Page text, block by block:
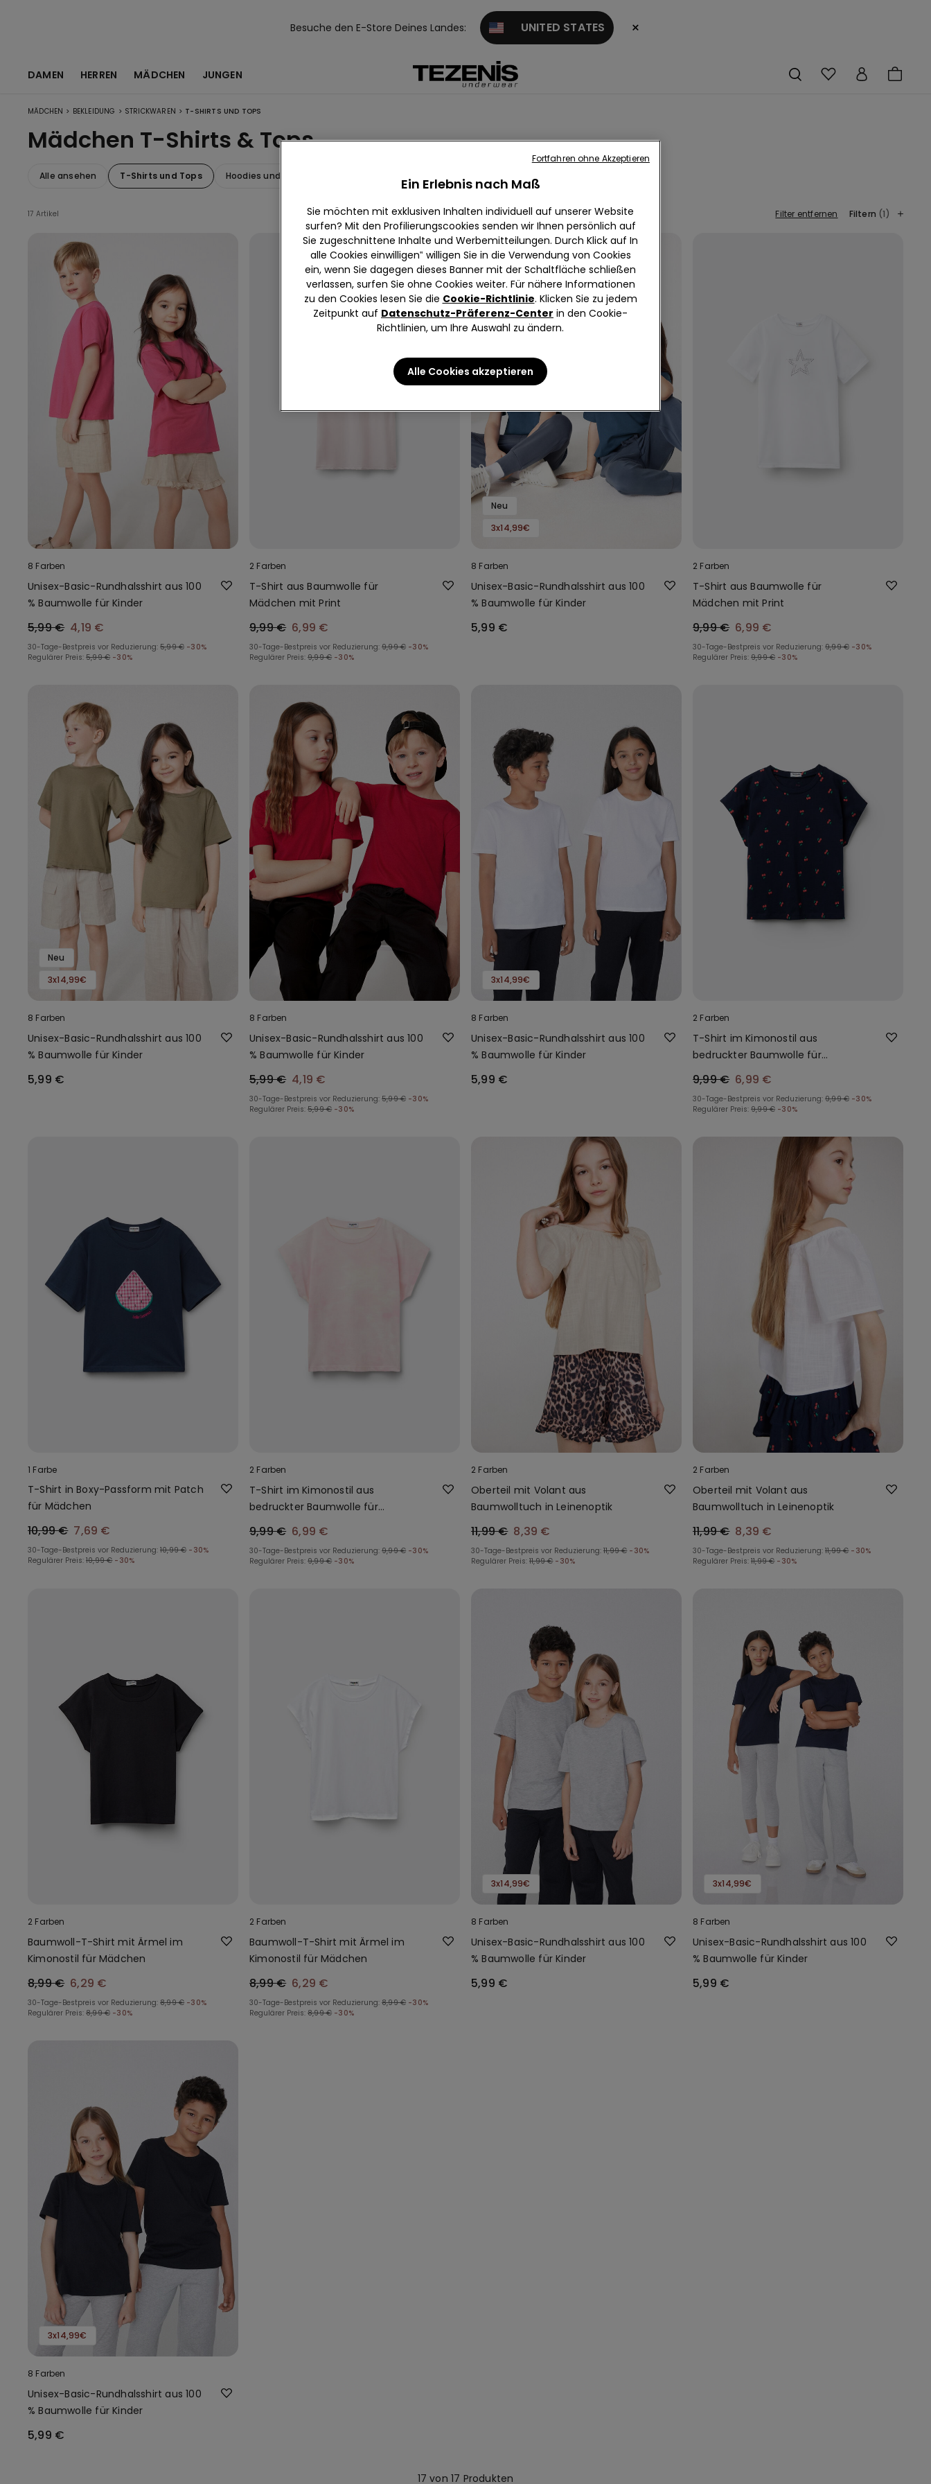
Besuche den E-Store Deines Landes: UNITED STATES ×
DAMEN HERREN MÄDCHEN JUNGEN
MÄDCHEN > BEKLEIDUNG > STRICKWAREN > T-SHIRTS UND TOPS
Mädchen T-Shirts & Tops
Alle ansehen T-Shirts und Tops Hoodies und Sweatshirts
17 Artikel Filter entfernen Filtern (1)
8 Farben
Unisex-Basic-Rundhalsshirt aus 100
% Baumwolle für Kinder
5,99 € 4,19 €
30-Tage-Bestpreis vor Reduzierung: 5,99 € -30%
Regulärer Preis: 5,99 € -30%
2 Farben
T-Shirt aus Baumwolle für
Mädchen mit Print
9,99 € 6,99 €
30-Tage-Bestpreis vor Reduzierung: 9,99 € -30%
Regulärer Preis: 9,99 € -30%
Neu
3x14,99€
8 Farben
Unisex-Basic-Rundhalsshirt aus 100
% Baumwolle für Kinder
5,99 €
2 Farben
T-Shirt aus Baumwolle für
Mädchen mit Print
9,99 € 6,99 €
30-Tage-Bestpreis vor Reduzierung: 9,99 € -30%
Regulärer Preis: 9,99 € -30%
Neu
3x14,99€
8 Farben
Unisex-Basic-Rundhalsshirt aus 100
% Baumwolle für Kinder
5,99 €
8 Farben
Unisex-Basic-Rundhalsshirt aus 100
% Baumwolle für Kinder
5,99 € 4,19 €
30-Tage-Bestpreis vor Reduzierung: 5,99 € -30%
Regulärer Preis: 5,99 € -30%
3x14,99€
8 Farben
Unisex-Basic-Rundhalsshirt aus 100
% Baumwolle für Kinder
5,99 €
2 Farben
T-Shirt im Kimonostil aus
bedruckter Baumwolle für
9,99 € 6,99 €
30-Tage-Bestpreis vor Reduzierung: 9,99 € -30%
Regulärer Preis: 9,99 € -30%
1 Farbe
T-Shirt in Boxy-Passform mit Patch
für Mädchen
10,99 € 7,69 €
30-Tage-Bestpreis vor Reduzierung: 10,99 € -30%
Regulärer Preis: 10,99 € -30%
2 Farben
T-Shirt im Kimonostil aus
bedruckter Baumwolle für
9,99 € 6,99 €
30-Tage-Bestpreis vor Reduzierung: 9,99 € -30%
Regulärer Preis: 9,99 € -30%
2 Farben
Oberteil mit Volant aus
Baumwolltuch in Leinenoptik
11,99 € 8,39 €
30-Tage-Bestpreis vor Reduzierung: 11,99 € -30%
Regulärer Preis: 11,99 € -30%
2 Farben
Oberteil mit Volant aus
Baumwolltuch in Leinenoptik
11,99 € 8,39 €
30-Tage-Bestpreis vor Reduzierung: 11,99 € -30%
Regulärer Preis: 11,99 € -30%
2 Farben
Baumwoll-T-Shirt mit Ärmel im
Kimonostil für Mädchen
8,99 € 6,29 €
30-Tage-Bestpreis vor Reduzierung: 8,99 € -30%
Regulärer Preis: 8,99 € -30%
2 Farben
Baumwoll-T-Shirt mit Ärmel im
Kimonostil für Mädchen
8,99 € 6,29 €
30-Tage-Bestpreis vor Reduzierung: 8,99 € -30%
Regulärer Preis: 8,99 € -30%
3x14,99€
8 Farben
Unisex-Basic-Rundhalsshirt aus 100
% Baumwolle für Kinder
5,99 €
3x14,99€
8 Farben
Unisex-Basic-Rundhalsshirt aus 100
% Baumwolle für Kinder
5,99 €
3x14,99€
8 Farben
Unisex-Basic-Rundhalsshirt aus 100
% Baumwolle für Kinder
5,99 €
17 von 17 Produkten
Ein Erlebnis nach Maß
Sie möchten mit exklusiven Inhalten individuell auf unserer Website
surfen? Mit den Profilierungscookies senden wir Ihnen persönlich auf
Sie zugeschnittene Inhalte und Werbemitteilungen. Durch Klick auf In
alle Cookies einwilligen‟ willigen Sie in die Verwendung von Cookies
ein, wenn Sie dagegen dieses Banner mit der Schaltfläche schließen
verlassen, surfen Sie ohne Cookies weiter. Für nähere Informationen
zu den Cookies lesen Sie die Cookie-Richtlinie. Klicken Sie zu jedem
Zeitpunkt auf Datenschutz-Präferenz-Center in den Cookie-
Richtlinien, um Ihre Auswahl zu ändern.
Alle Cookies akzeptieren
Fortfahren ohne Akzeptieren